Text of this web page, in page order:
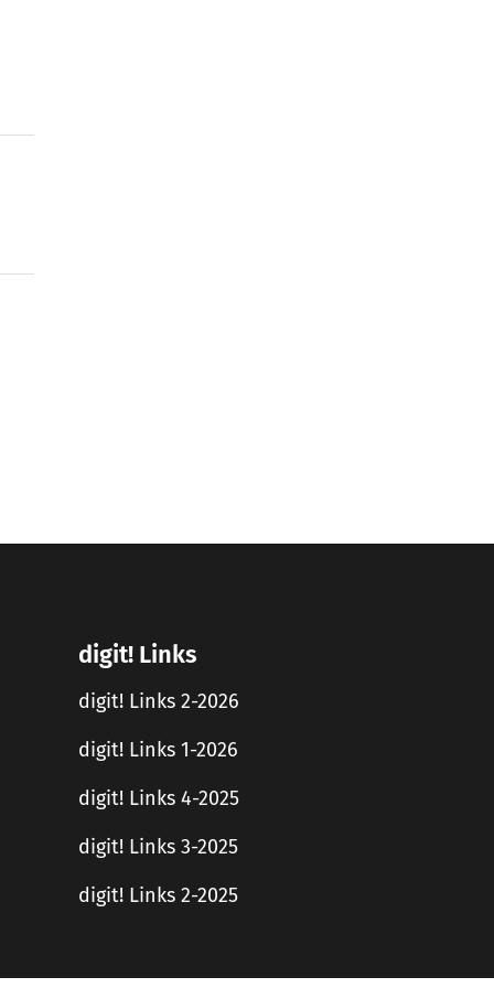
digit! Links
digit! Links 2-2026
digit! Links 1-2026
digit! Links 4-2025
digit! Links 3-2025
digit! Links 2-2025